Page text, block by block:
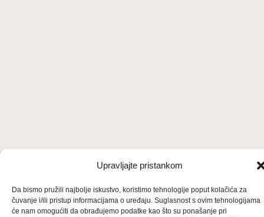
Upravljajte pristankom
Da bismo pružili najbolje iskustvo, koristimo tehnologije poput kolačića za
čuvanje i/ili pristup informacijama o uređaju. Suglasnost s ovim tehnologijama
će nam omogućiti da obrađujemo podatke kao što su ponašanje pri